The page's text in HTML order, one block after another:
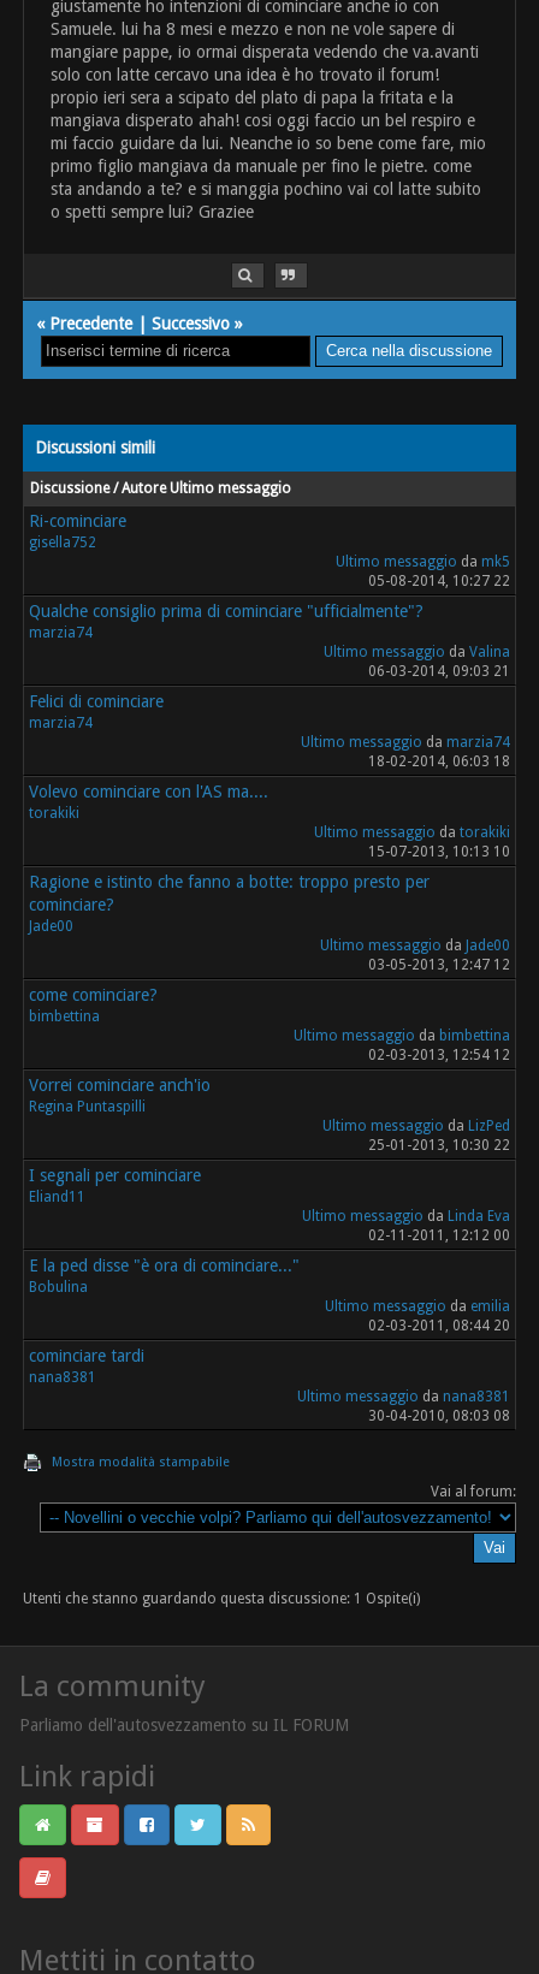
giustamente ho intenzioni di cominciare anche io con
Samuele. lui ha 8 mesi e mezzo e non ne vole sapere di
mangiare pappe, io ormai disperata vedendo che va.avanti
solo con latte cercavo una idea è ho trovato il forum!
propio ieri sera a scipato del plato di papa la fritata e la
mangiava disperato ahah! cosi oggi faccio un bel respiro e
mi faccio guidare da lui. Neanche io so bene come fare, mio
primo figlio mangiava da manuale per fino le pietre. come
sta andando a te? e si manggia pochino vai col latte subito
o spetti sempre lui? Graziee
« Precedente|Successivo »
Discussioni simili
Discussione / Autore Ultimo messaggio
Ri-cominciare
gisella752
Ultimo messaggio da mk5
05-08-2014, 10:27 22
Qualche consiglio prima di cominciare "ufficialmente"?
marzia74
Ultimo messaggio da Valina
06-03-2014, 09:03 21
Felici di cominciare
marzia74
Ultimo messaggio da marzia74
18-02-2014, 06:03 18
Volevo cominciare con l'AS ma....
torakiki
Ultimo messaggio da torakiki
15-07-2013, 10:13 10
Ragione e istinto che fanno a botte: troppo presto per
cominciare?
Jade00
Ultimo messaggio da Jade00
03-05-2013, 12:47 12
come cominciare?
bimbettina
Ultimo messaggio da bimbettina
02-03-2013, 12:54 12
Vorrei cominciare anch'io
Regina Puntaspilli
Ultimo messaggio da LizPed
25-01-2013, 10:30 22
I segnali per cominciare
Eliand11
Ultimo messaggio da Linda Eva
02-11-2011, 12:12 00
E la ped disse "è ora di cominciare..."
Bobulina
Ultimo messaggio da emilia
02-03-2011, 08:44 20
cominciare tardi
nana8381
Ultimo messaggio da nana8381
30-04-2010, 08:03 08
Mostra modalità stampabile
Vai al forum:
Utenti che stanno guardando questa discussione: 1 Ospite(i)
La community
Parliamo dell'autosvezzamento su IL FORUM
Link rapidi
Mettiti in contatto